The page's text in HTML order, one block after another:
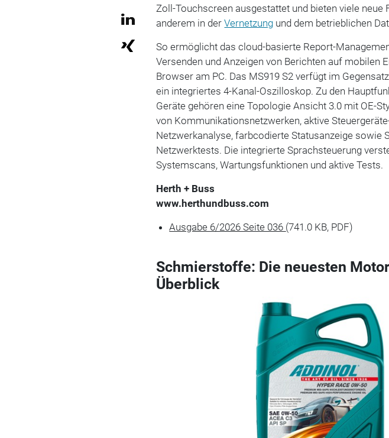
Zoll-Touchscreen ausgestattet und bieten viele neue
anderem in derVernetzung und dem betrieblichen
So ermöglicht das cloud-basierte Report-
Versenden und Anzeigen von Berichten auf mobilen
Browser am PC. Das MS919 S2 verfügt im
ein integriertes 4-Kanal-Oszilloskop. Zu den
Geräte gehören eine Topologie Ansicht 3.0 mit OE-
von Kommunikationsnetzwerken, aktive
Netzwerkanalyse, farbcodierte Statusanzeige sowie
Netzwerktests. Die integrierte Sprachsteuerung
Systemscans, Wartungsfunktionen und aktive Tests.
Herth + Buss
www.herthundbuss.com
Ausgabe 6/2026 Seite 036 (741.0 KB, PDF)
Schmierstoffe: Die neuesten
Überblick